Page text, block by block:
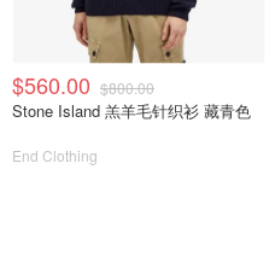
$560.00 $800.00
Stone Island 羔羊毛针织衫 藏青色
End Clothing